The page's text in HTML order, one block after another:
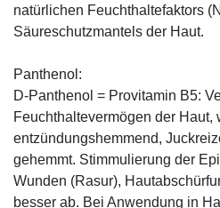
natürlichen Feuchthaltefaktors
Säureschutzmantels der Haut.
Panthenol:
D-Panthenol = Provitamin B5:
Feuchthaltevermögen der Haut,
entzündungshemmend,
gehemmt. Stimmulierung der
Wunden (Rasur),
besser ab. Bei Anwendung in